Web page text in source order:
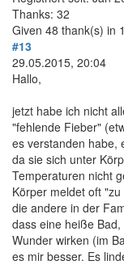
Thanks: 32
Given 48 thank(s) in
#13
29.05.2015, 20:04
Hallo,
jetzt habe ich nicht
"fehlende Fieber"
es verstanden habe,
da sie sich unter
Temperaturen nicht
Körper meldet oft
die andere in der
dass eine heiße
Wunder wirken (im
es mir besser. Es